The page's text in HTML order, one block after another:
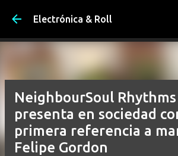
Ir al contenido principal
Electrónica & Roll
NeighbourSoul Rhythms
presenta en sociedad
primera referencia a
Felipe Gordon